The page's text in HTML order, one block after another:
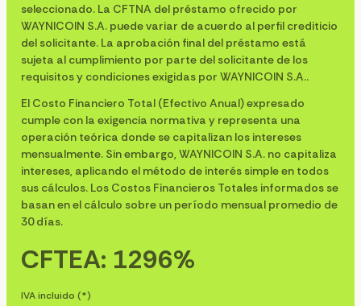
seleccionado. La CFTNA del préstamo ofrecido por
WAYNICOIN S.A. puede variar de acuerdo al perfil crediticio
del solicitante. La aprobación final del préstamo está
sujeta al cumplimiento por parte del solicitante de los
requisitos y condiciones exigidas por WAYNICOIN S.A..
El Costo Financiero Total (Efectivo Anual) expresado
cumple con la exigencia normativa y representa una
operación teórica donde se capitalizan los intereses
mensualmente. Sin embargo, WAYNICOIN S.A. no capitaliza
intereses, aplicando el método de interés simple en todos
sus cálculos. Los Costos Financieros Totales informados se
basan en el cálculo sobre un período mensual promedio de
30 días.
CFTEA: 1296%
IVA incluido (*)